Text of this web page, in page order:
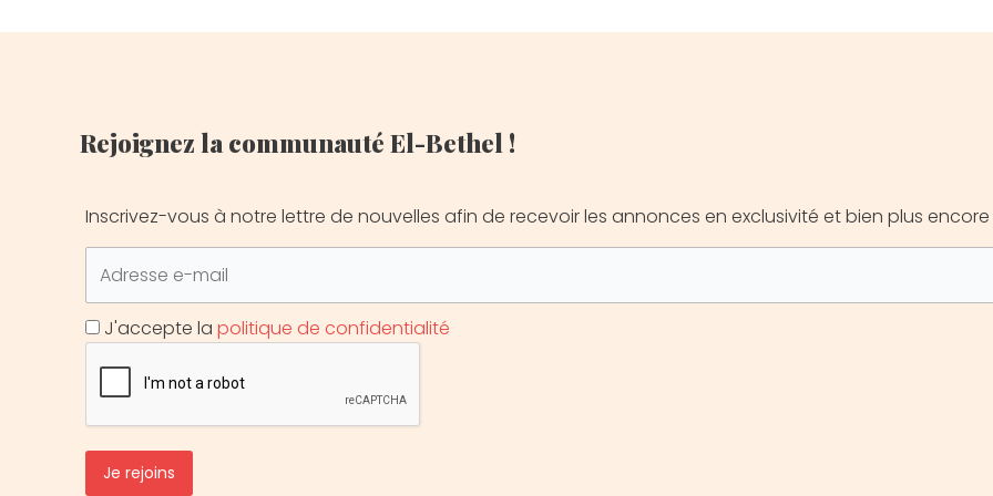
Rejoignez la communauté El-Bethel !
Inscrivez-vous à notre lettre de nouvelles afin de recevoir les annonces en exclusivité et bien plus encore
J'accepte la politique de confidentialité